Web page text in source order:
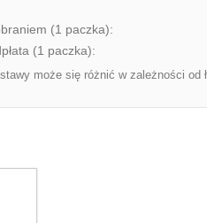
(1 paczka):
(1 paczka):
może się różnić w zależności od